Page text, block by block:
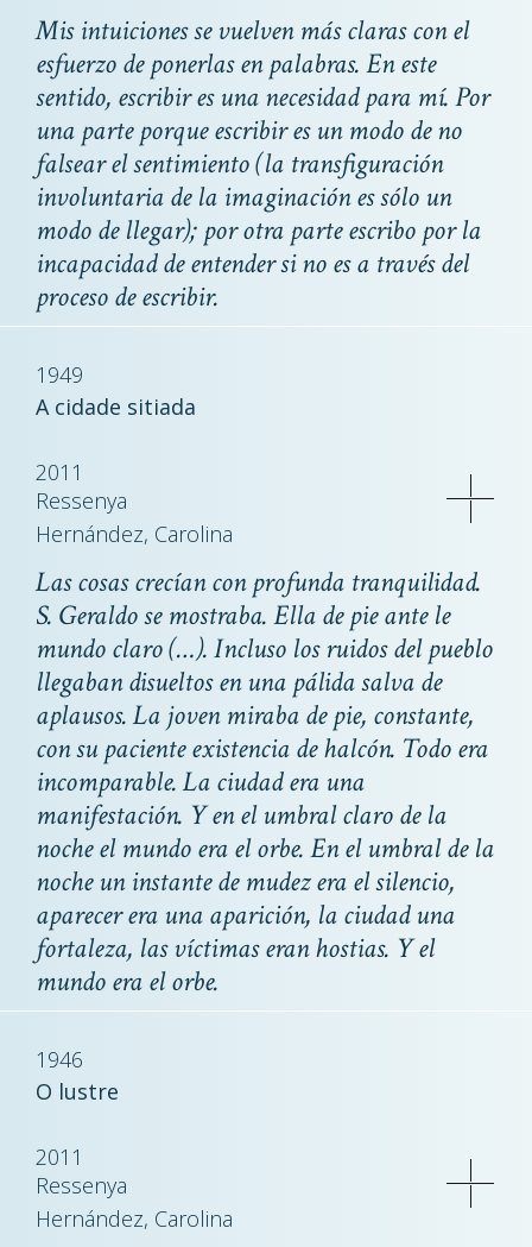
Mis intuiciones se vuelven más claras con el
esfuerzo de ponerlas en palabras. En este
sentido, escribir es una necesidad para mí. Por
una parte porque escribir es un modo de no
falsear el sentimiento (la transfiguración
involuntaria de la imaginación es sólo un
modo de llegar); por otra parte escribo por la
incapacidad de entender si no es a través del
proceso de escribir.
1949
A cidade sitiada
2011
Ressenya
Hernández, Carolina
Las cosas crecían con profunda tranquilidad.
S. Geraldo se mostraba. Ella de pie ante le
mundo claro (…). Incluso los ruidos del pueblo
llegaban disueltos en una pálida salva de
aplausos. La joven miraba de pie, constante,
con su paciente existencia de halcón. Todo era
incomparable. La ciudad era una
manifestación. Y en el umbral claro de la
noche el mundo era el orbe. En el umbral de la
noche un instante de mudez era el silencio,
aparecer era una aparición, la ciudad una
fortaleza, las víctimas eran hostias. Y el
mundo era el orbe.
1946
O lustre
2011
Ressenya
Hernández, Carolina